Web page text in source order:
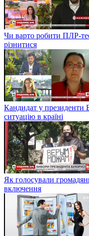
Чи варто робити ПЛР-
різнитися
Кандидат у президенти
ситуацію в країні
Як голосували
включення